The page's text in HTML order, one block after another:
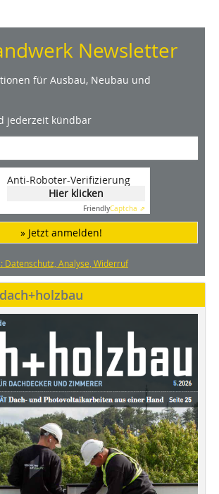
Newsletter
für Ausbau, Neubau und
jederzeit kündbar
Anti-Roboter-Verifizierung
Hier klicken
FriendlyCaptcha ⇗
» Jetzt anmelden!
Datenschutz, Analyse, Widerruf